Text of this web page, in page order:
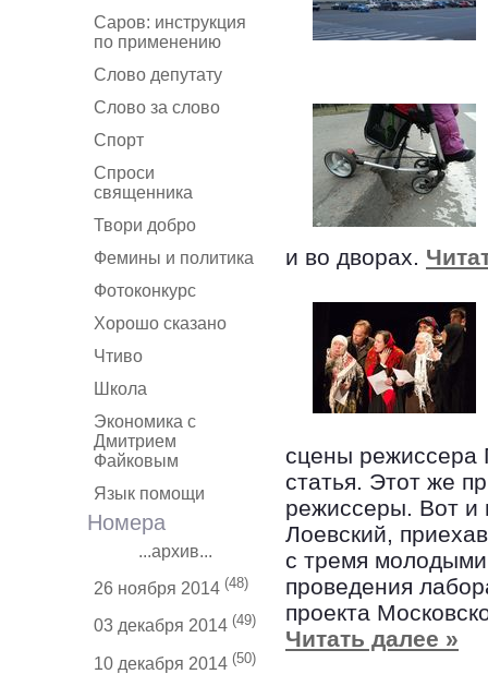
Саров: инструкция
по применению
Слово депутату
Слово за слово
Спорт
Спроси
священника
Твори добро
Фемины и политика
Фотоконкурс
Хорошо сказано
Чтиво
Школа
Экономика с
Дмитрием
Файковым
Язык помощи
Номера
...архив...
26 ноября 2014 (48)
03 декабря 2014 (49)
10 декабря 2014 (50)
и во дворах.
сцены режиссера
статья. Этот же
режиссеры. Вот и
Лоевский,
с тремя
проведения
проекта
Читать далее »